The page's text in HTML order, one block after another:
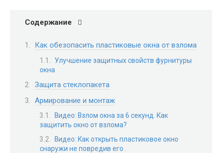
Содержание
Как обезопасить пластиковые окна от взлома
Улучшение защитных свойств фурнитуры
окна
Защита стеклопакета
Армирование и монтаж
Видео: Взлом окна за 6 секунд. Как
защитить окно от взлома?
Видео: Как открыть пластиковое окно
снаружи не повредив его .